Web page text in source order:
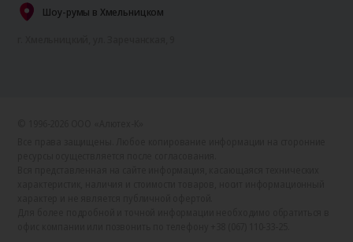
Шоу-румы в Хмельницком